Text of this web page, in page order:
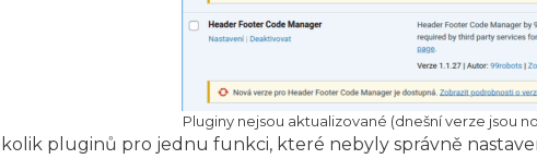
Pluginy nejsou aktualizované (dnešní verze jsou
pluginů pro jednu funkci, které nebyly správně